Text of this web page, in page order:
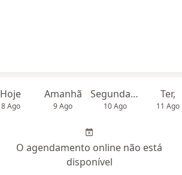
Hoje
8 Ago
Amanhã
9 Ago
Segunda-feira
10 Ago
Ter,
11 Ago
O agendamento online não está
disponível